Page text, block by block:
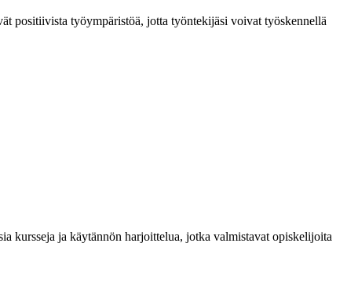
positiivista työympäristöä, jotta työntekijäsi voivat työskennellä
kursseja ja käytännön harjoittelua, jotka valmistavat opiskelijoita